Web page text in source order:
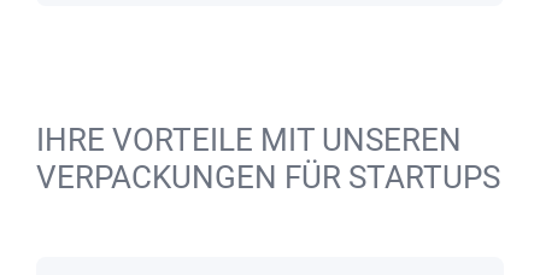
IHRE VORTEILE MIT UNSEREN
VERPACKUNGEN FÜR STARTUPS